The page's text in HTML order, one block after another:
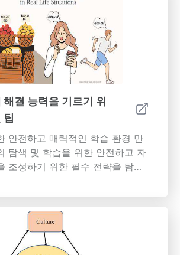
는 데 필요한 장애물을 극복하기
견하고, 정부, 기업 및 지역 사회
조하십시오. 오늘부터 지속 가능
여정을 시작하고 건강한 지구에 기
및 경제적 웰빙을 높이십시오.
이점에 대해 알아보십시오. 교육
기반 학습을 구현하기 위한 효과
견하고, 이 접근 방식이 어떻게 학
으로 번성하는 탄력있고 동기부
자를 육성하는지 이해하십시오.
을 우선시하는 놀이가 가득 찬 교
하는 데 함께 하십시오!
결 능력을 기르기 위
팁
안전하고 매력적인 학습 환경 만
탐색 및 학습을 위한 안전하고 자
조성하기 위한 필수 전략을 탐구
을 없애고 지정된 놀이 구역을 통
진함으로써 신체적 안전을 우선
린이가 소중하게 느끼고 지원받고
장하기 위해 개방적인 의사소통
하여 정서적 안전을 키우는 방법
. 놀이 기반 학습에서 호기심과 창